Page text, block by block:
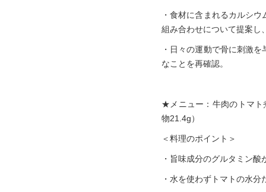
・食材に含まれるカルシ
組み合わせについて提案し
・日々の運動で骨に刺激
なことを再確認。
★メニュー：牛肉のトマ
物21.4g）
＜料理のポイント＞
・旨味成分のグルタミン
・水を使わずトマトの水